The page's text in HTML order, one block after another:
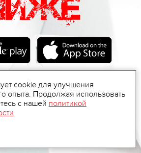
cookie для улучшения
опыта. Продолжая использовать
с нашей политикой
.